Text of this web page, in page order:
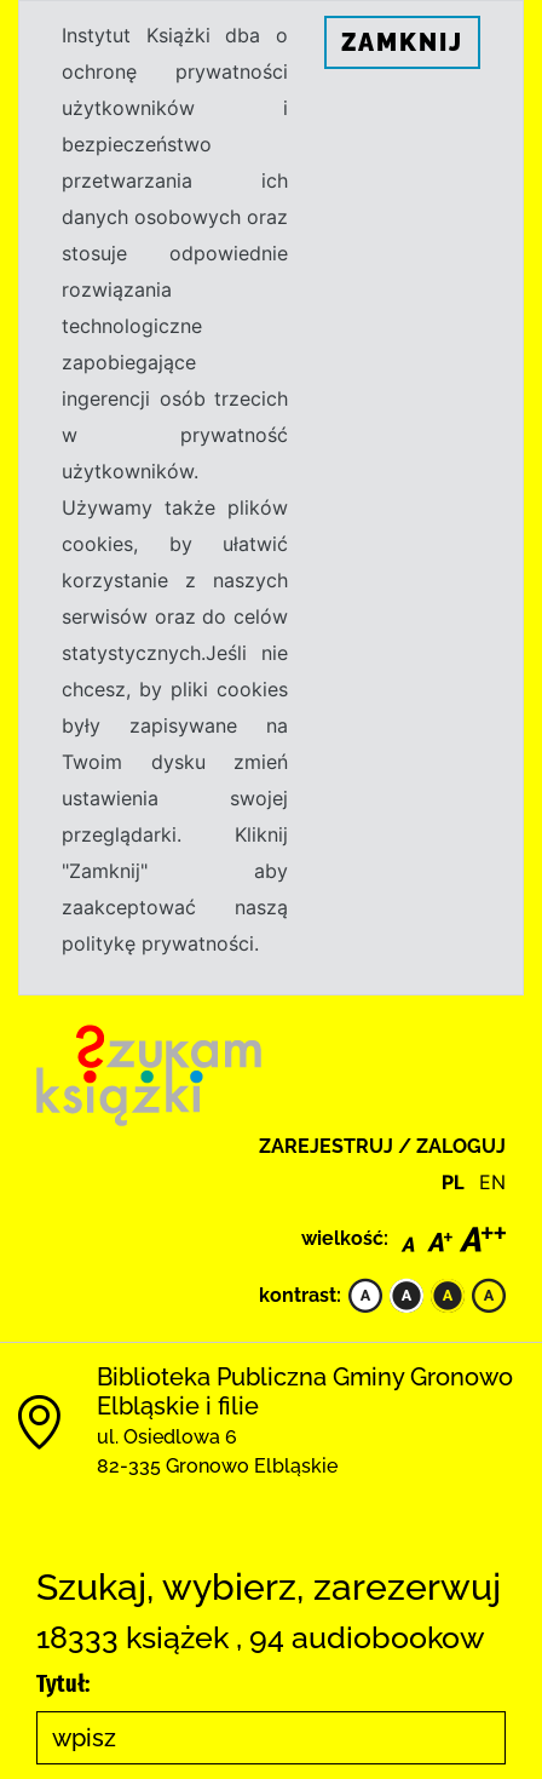
Instytut Książki dba o
ochronę prywatności
użytkowników i
bezpieczeństwo
przetwarzania ich
danych osobowych oraz
stosuje odpowiednie
rozwiązania
technologiczne
zapobiegające
ingerencji osób trzecich
w prywatność
użytkowników.
Używamy także plików
cookies, by ułatwić
korzystanie z naszych
serwisów oraz do celów
statystycznych.Jeśli nie
chcesz, by pliki cookies
były zapisywane na
Twoim dysku zmień
ustawienia swojej
przeglądarki. Kliknij
"Zamknij" aby
zaakceptować naszą
politykę prywatności.
ZAMKNIJ
ZAREJESTRUJ / ZALOGUJ
PL EN
wielkość:
kontrast:
Biblioteka Publiczna Gminy Gronowo
Elbląskie i filie
ul. Osiedlowa 6
82-335 Gronowo Elbląskie
Szukaj, wybierz, zarezerwuj
18333 książek , 94 audiobookow
Tytuł: